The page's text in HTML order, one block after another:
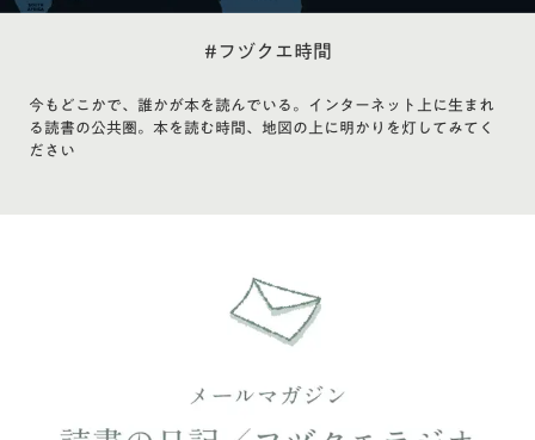
#フヅクエ時間
今もどこかで、誰かが本を読んでいる。インターネット上に生まれ
る読書の公共圏。本を読む時間、地図の上に明かりを灯してみてく
ださい